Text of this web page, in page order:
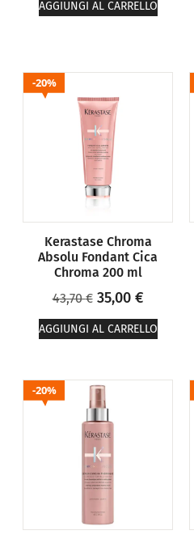
AGGIUNGI AL CARRELLO
20%
Kerastase Chroma
Absolu Fondant Cica
Chroma 200 ml
43,70€ 35,00 €
AGGIUNGI AL CARRELLO
20%